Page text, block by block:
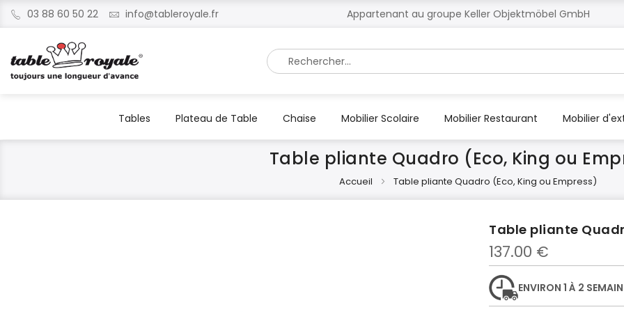
03 88 60 50 22 info@tableroyale.fr Appartenant au groupe Keller Objektmöbel GmbH
Rechercher
Tables Plateau de Table Chaise Mobilier Scolaire Mobilier Restaurant Mobilier
Table pliante Quadro (Eco, King ou
Accueil Table pliante Quadro (Eco, King ou Empress)
Table pliante
137.00 €
ENVIRON 1 À 2